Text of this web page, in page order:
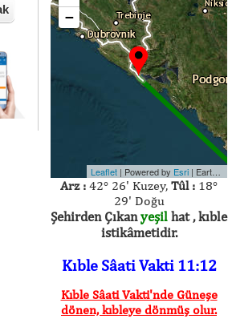
−
Leaflet | Powered by Esri | Earthstar Geographics
Arz : 42° 26' Kuzey, Tûl : 18°
29' Doğu
Şehirden Çıkanyeşil hat , kıble
istikâmetidir.
Kıble Sâati Vakti 11:12
Kıble Sâati Vakti'nde Güneşe
dönen, kıbleye dönmüş olur.